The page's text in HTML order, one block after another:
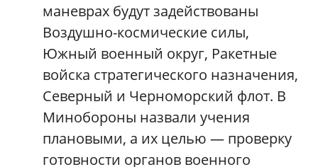
маневрах будут задействованы
Воздушно-космические силы,
Южный военный округ, Ракетные
войска стратегического назначения,
Северный и Черноморский флот. В
Минобороны назвали учения
плановыми, а их целью — проверку
готовности органов военного